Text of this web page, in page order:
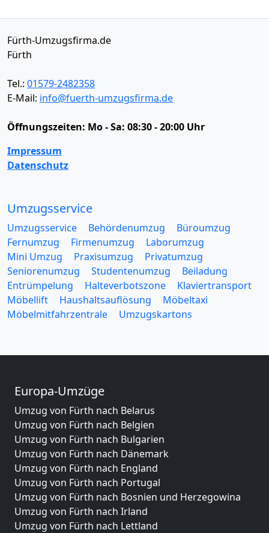
Fürth-Umzugsfirma.de
Fürth
Tel.: 01579-2482358
E-Mail: info@fuerth-umzugsfirma.de
Öffnungszeiten: Mo - Sa: 08:30 - 20:00 Uhr
Impressum
Datenschutz
Umzugsservice
Umzugsservice Behördenumzug
Büroumzug
Fernumzug
Firmenumzug
Laborumzug
Mini Umzug
Praxisumzug
Privatumzug
Seniorenumzug
Studentenumzug
Beiladung
Entrümpelung
Halteverbotszone
Klaviertransport
Möbellift
Haushaltsauflösung
Möbeltaxi
Möbelmitfahrzentrale
Umzugskartons
Europa-Umzüge
Umzug von Fürth nach Belarus
Umzug von Fürth nach Belgien
Umzug von Fürth nach Bulgarien
Umzug von Fürth nach Dänemark
Umzug von Fürth nach England
Umzug von Fürth nach Portugal
Umzug von Fürth nach Bosnien und Herzegowina
Umzug von Fürth nach Irland
Umzug von Fürth nach Lettland